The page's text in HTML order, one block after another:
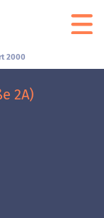
2000
2A)